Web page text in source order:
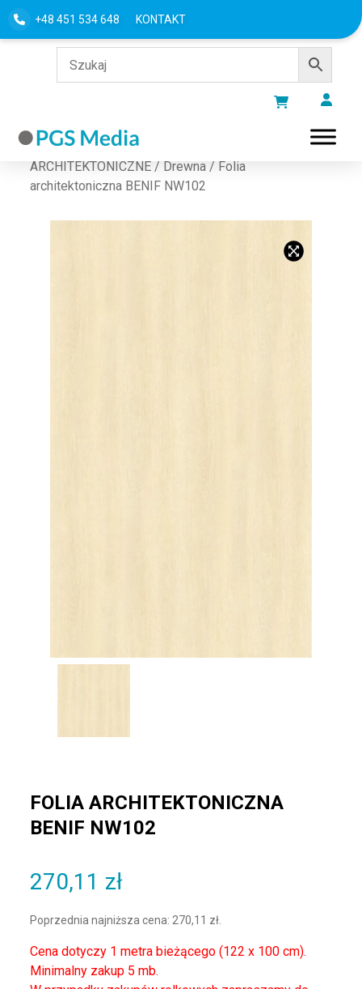
+48 451 534 648 KONTAKT
Strona główna/FOLIE
ARCHITEKTONICZNE / Drewna / Folia
architektoniczna BENIF NW102
FOLIA ARCHITEKTONICZNA
BENIF NW102
270,11 zł
Poprzednia najniższa cena: 270,11 zł
Cena dotyczy 1 metra bieżącego (122 x 100 cm).
Minimalny zakup 5 mb.